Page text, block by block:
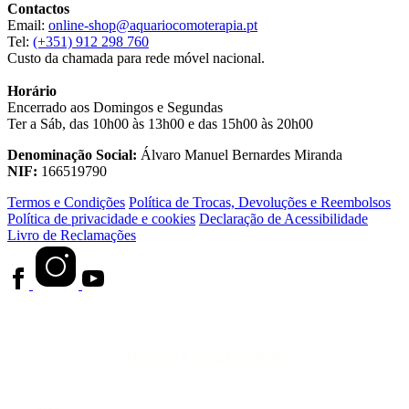
Contactos
Email: online-shop@aquariocomoterapia.pt
Tel: (+351) 912 298 760
Custo da chamada para rede móvel nacional.
Horário
Encerrado aos Domingos e Segundas
Ter a Sáb, das 10h00 às 13h00 e das 15h00 às 20h00
Denominação Social: Álvaro Manuel Bernardes Miranda
NIF: 166519790
Termos e Condições Política de Trocas, Devoluções e Reembolsos
Política de privacidade e cookies Declaração de Acessibilidade
Livro de Reclamações